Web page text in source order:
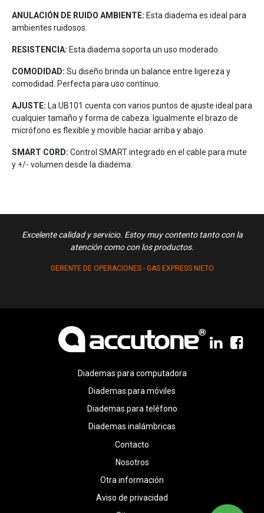
ANULACIÓN DE RUIDO AMBIENTE: Esta diadema es ideal para
ambientes ruidosos.
RESISTENCIA: Esta diadema soporta un uso moderado.
COMODIDAD: Su diseño brinda un balance entre ligereza y
comodidad. Perfecta para uso contínuo.
AJUSTE: La UB101 cuenta con varios puntos de ajuste ideal para
cualquier tamaño y forma de cabeza. Igualmente el brazo de
micrófono es flexible y movible haciar arriba y abajo.
SMART CORD: Control SMART integrado en el cable para mute
y +/- volumen desde la diadema.
Excelente calidad y servicio. Estoy muy contento tanto con la
atención como con los productos.
GERENTE DE OPERACIONES - GAS EXPRESS NIETO
Diademas para computadora
Diademas para móviles
Diademas para teléfono
Diademas inalámbricas
Contacto
Nosotros
Otra información
Aviso de privacidad